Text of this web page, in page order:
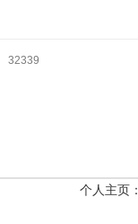
32339
个人主页：